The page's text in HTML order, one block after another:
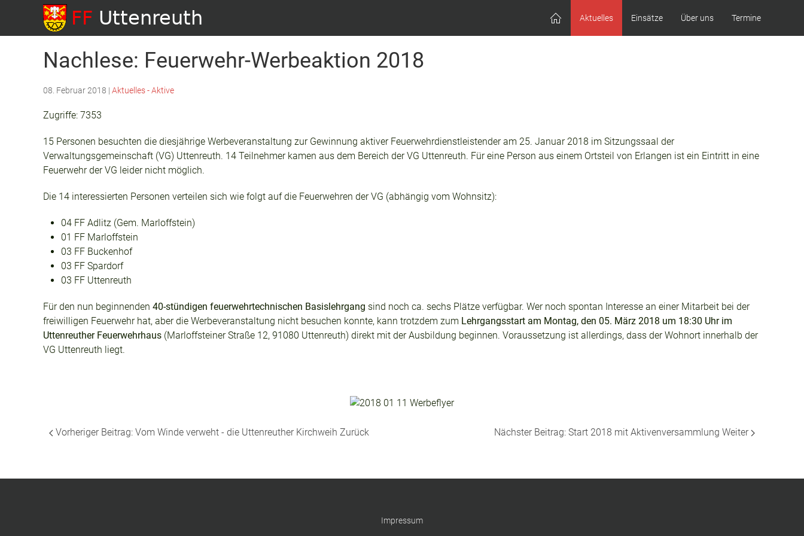
Aktuelles Einsätze Über uns Termine
Nachlese: Feuerwehr-Werbeaktion 2018
08. Februar 2018 | Aktuelles - Aktive
Zugriffe: 7353
15 Personen besuchten die diesjährige Werbeveranstaltung zur Gewinnung aktiver Feuerwehrdienstleistender am 25. Januar 2018 im Sitzungssaal der
Verwaltungsgemeinschaft (VG) Uttenreuth. 14 Teilnehmer kamen aus dem Bereich der VG Uttenreuth. Für eine Person aus einem Ortsteil von Erlangen ist ein Eintritt in eine
Feuerwehr der VG leider nicht möglich.
Die 14 interessierten Personen verteilen sich wie folgt auf die Feuerwehren der VG (abhängig vom Wohnsitz):
04 FF Adlitz (Gem. Marloffstein)
01 FF Marloffstein
03 FF Buckenhof
03 FF Spardorf
03 FF Uttenreuth
Für den nun beginnenden 40-stündigen feuerwehrtechnischen Basislehrgang sind noch ca. sechs Plätze verfügbar. Wer noch spontan Interesse an einer Mitarbeit bei der
freiwilligen Feuerwehr hat, aber die Werbeveranstaltung nicht besuchen konnte, kann trotzdem zum Lehrgangsstart am Montag, den 05. März 2018 um 18:30 Uhr im
Uttenreuther Feuerwehrhaus (Marloffsteiner Straße 12, 91080 Uttenreuth) direkt mit der Ausbildung beginnen. Voraussetzung ist allerdings, dass der Wohnort innerhalb der
VG Uttenreuth liegt.
Vorheriger Beitrag: Vom Winde verweht - die Uttenreuther Kirchweih Zurück Nächster Beitrag: Start 2018 mit Aktivenversammlung Weiter
Impressum